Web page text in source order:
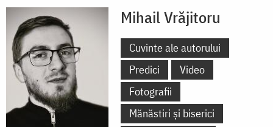
Mihail Vrăjitoru
Cuvinte ale autorului
Predici
Video
Fotografii
Mănăstiri și biserici